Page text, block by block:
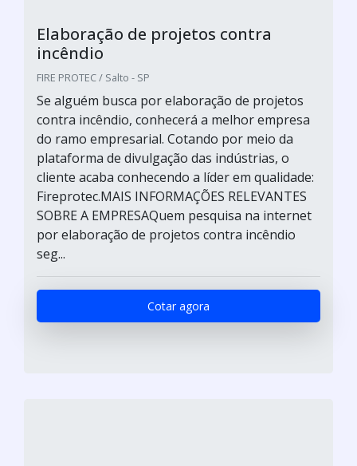
Elaboração de projetos contra
incêndio
FIRE PROTEC / Salto - SP
Se alguém busca por elaboração de projetos
contra incêndio, conhecerá a melhor empresa
do ramo empresarial. Cotando por meio da
plataforma de divulgação das indústrias, o
cliente acaba conhecendo a líder em qualidade:
Fireprotec.MAIS INFORMAÇÕES RELEVANTES
SOBRE A EMPRESAQuem pesquisa na internet
por elaboração de projetos contra incêndio
seg...
Cotar agora